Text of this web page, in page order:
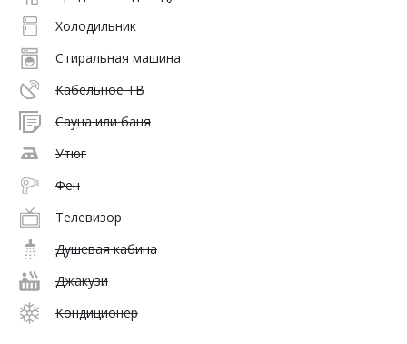
Холодильник
Стиральная машина
Кабельное ТВ
Сауна или баня
Утюг
Фен
Телевизор
Душевая кабина
Джакузи
Кондиционер